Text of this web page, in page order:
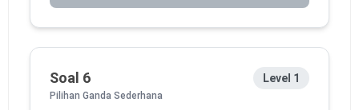
Soal 6
Pilihan Ganda Sederhana
Level 1